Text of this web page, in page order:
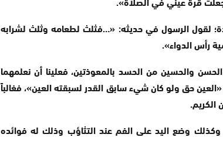
لقول الرسول في حديثه: «…فثلث لطعامه وثلث لشرابه
رأس الدواء».
والحسين من الحسد بالمعوذتين، فعلينا أن نعلمهما
حق ولو كان شيء سابق القدر لسبقته العين»، فغالباً
وضع اليد على الفم عند التثاؤب وذلك له فوائده